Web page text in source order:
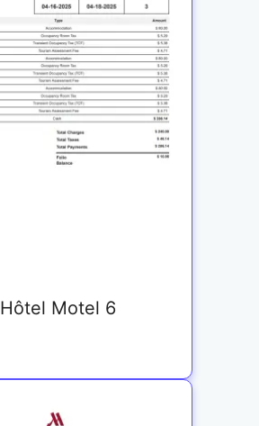
Hôtel Motel 6